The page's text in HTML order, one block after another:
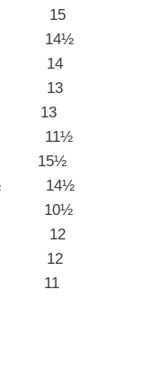
2 15
2 14½
2 14
13
13
2 11½
15½
1½ 14½
10½
1 12
1 12
½ 11